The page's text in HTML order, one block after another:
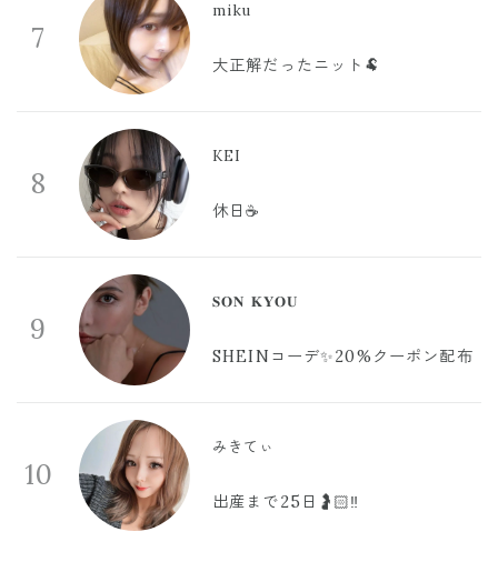
7
miku
大正解だったニット🐏
8
KEI
休日☕️
9
𝐒𝐎𝐍 𝐊𝐘𝐎𝐔
SHEINコーデ✨20%クーポン配布
10
みきてぃ
出産まで25日🤰🏻‼️